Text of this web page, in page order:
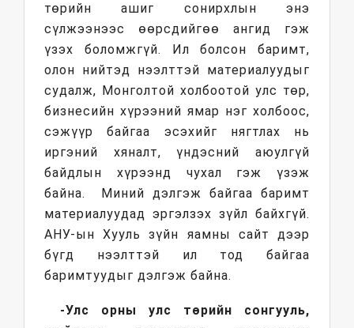
төрийн ашиг сонирхлын энэ
сүлжээнээс өөрсдийгөө ангид гэж
үзэх боломжгүй. Ил болсон баримт,
олон нийтэд нээлттэй материалуудыг
судалж, Монголтой холбоотой улс төр,
бизнесийн хүрээний ямар нэг холбоос,
сэжүүр байгаа эсэхийг нягтлах нь
иргэний хяналт, үндэсний аюулгүй
байдлын хүрээнд чухал гэж үзэж
байна. Миний дэлгэж байгаа баримт
материалуудад эргэлзэх зүйл байхгүй.
АНУ-ын Хууль зүйн яамны сайт дээр
бүгд нээлттэй ил тод байгаа
баримтуудыг дэлгэж байна.
-Улс орны улс төрийн сонгууль,